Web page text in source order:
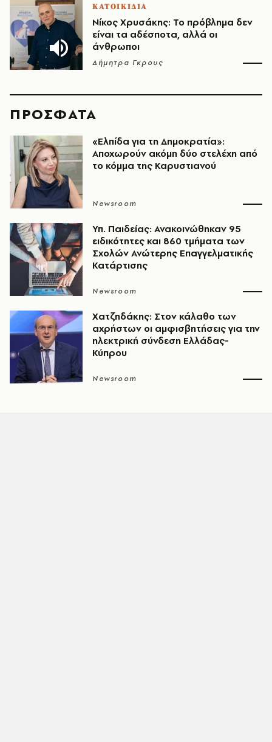
ΚΑΤΟΙΚΙΔΙΑ
Νίκος Χρυσάκης: Το πρόβλημα δεν
είναι τα αδέσποτα, αλλά οι
άνθρωποι
Δήμητρα Γκρους
ΠΡΟΣΦΑΤΑ
«Ελπίδα για τη Δημοκρατία»:
Αποχωρούν ακόμη δύο στελέχη από
το κόμμα της Καρυστιανού
Newsroom
Υπ. Παιδείας: Ανακοινώθηκαν 95
ειδικότητες και 860 τμήματα των
Σχολών Ανώτερης Επαγγελματικής
Κατάρτισης
Newsroom
Χατζηδάκης: Στον κάλαθο των
αχρήστων οι αμφισβητήσεις για την
ηλεκτρική σύνδεση Ελλάδας-
Κύπρου
Newsroom